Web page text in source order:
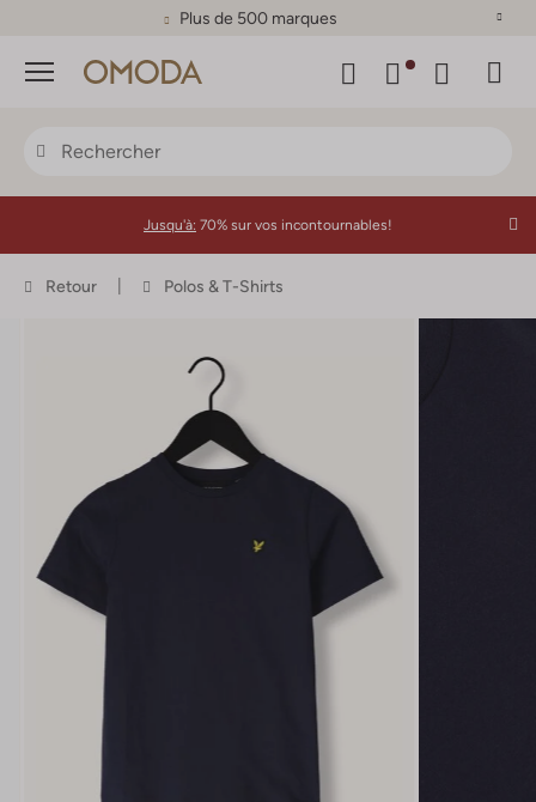
Plus de 500 marques
Menu
Jusqu'à: 70% sur vos incontournables!
Retour Polos & T-Shirts